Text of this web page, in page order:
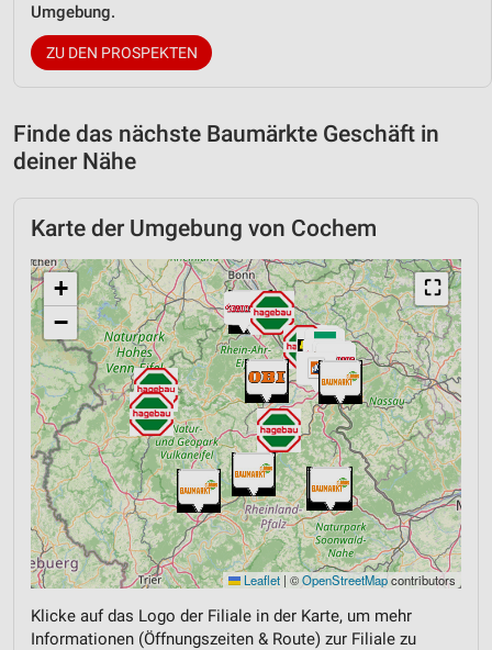
Umgebung.
ZU DEN PROSPEKTEN
Finde das nächste Baumärkte Geschäft in
deiner Nähe
Karte der Umgebung von Cochem
⛶
+
−
Leaflet | ©OpenStreetMapcontributors
Klicke auf das Logo der Filiale in der Karte, um mehr
Informationen (Öffnungszeiten & Route) zur Filiale zu